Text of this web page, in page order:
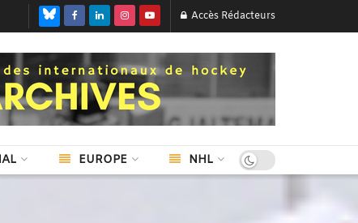
Accès Rédacteurs
EUROPE NHL